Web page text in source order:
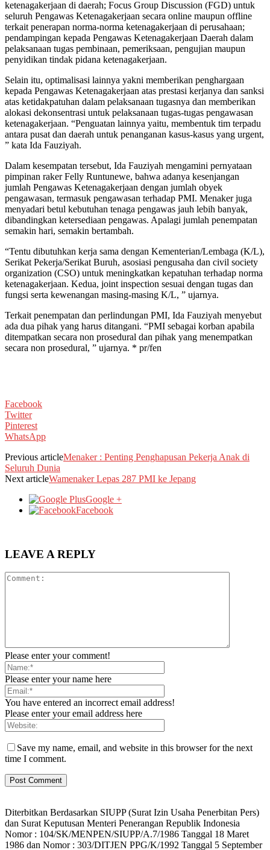
ketenagakerjaan di daerah; Focus Group Discussion (FGD) untuk
seluruh Pengawas Ketenagakerjaan secara online maupun offline
terkait penerapan norma-norma ketenagakerjaan di perusahaan;
pendampingan kepada Pengawas Ketenagakerjaan Daerah dalam
pelaksanaan tugas pembinaan, pemeriksaan, pengujian maupun
penyidikan tindak pidana ketenagakerjaan.
Selain itu, optimalisasi lainnya yakni memberikan penghargaan
kepada Pengawas Ketenagakerjaan atas prestasi kerjanya dan sanksi
atas ketidakpatuhan dalam pelaksanaan tugasnya dan memberikan
alokasi dekonsentrasi untuk pelaksanaan tugas-tugas pengawasan
ketenagakerjaan. “Penguatan lainnya yaitu, membentuk tim terpadu
antara pusat dan daerah untuk penanganan kasus-kasus yang urgent,
” kata Ida Fauziyah.
Dalam kesempatan tersebut, Ida Fauziyah mengamini pernyataan
pimpinan raker Felly Runtunewe, bahwa adanya kesenjangan
jumlah Pengawas Ketenagakerjaan dengan jumlah obyek
pengawasan, termasuk pengawasan terhadap PMI. Menaker juga
menyadari betul kebutuhan tenaga pengawas jauh lebih banyak,
dibandingkan ketersediaan pengawas. Apalagi jumlah penempatan
semakin hari, semakin bertambah.
“Tentu dibutuhkan kerja sama dengan Kementerian/Lembaga (K/L),
Serikat Pekerja/Serikat Buruh, asosiasi pengusaha dan civil society
organization (CSO) untuk meningkatkan kepatuhan terhadap norma
ketenagakerjaan. Kedua, joint inspection sesuai dengan tugas dan
fungsi serta kewenangan masing-masing K/L, ” ujarnya.
Terkait penempatan dan perlindungan PMI, Ida Fauziyah menyebut
ada dua pihak yang harus ditangani. “PMI sebagai korban apabila
ditempatkan secara non prosedural dan pihak yang menempatkan
secara non prosedural, ” ujarnya. * pr/fen
Facebook
Twitter
Pinterest
WhatsApp
Previous articleMenaker : Penting Penghapusan Pekerja Anak di
Seluruh Dunia
Next articleWamenaker Lepas 287 PMI ke Jepang
Google +
Facebook
LEAVE A REPLY
Please enter your comment!
Please enter your name here
You have entered an incorrect email address!
Please enter your email address here
Save my name, email, and website in this browser for the next
time I comment.
Diterbitkan Berdasarkan SIUPP (Surat Izin Usaha Penerbitan Pers)
dan Surat Keputusan Menteri Penerangan Republik Indonesia
Nomor : 104/SK/MENPEN/SIUPP/A.7/1986 Tanggal 18 Maret
1986 dan Nomor : 303/DITJEN PPG/K/1992 Tanggal 5 September